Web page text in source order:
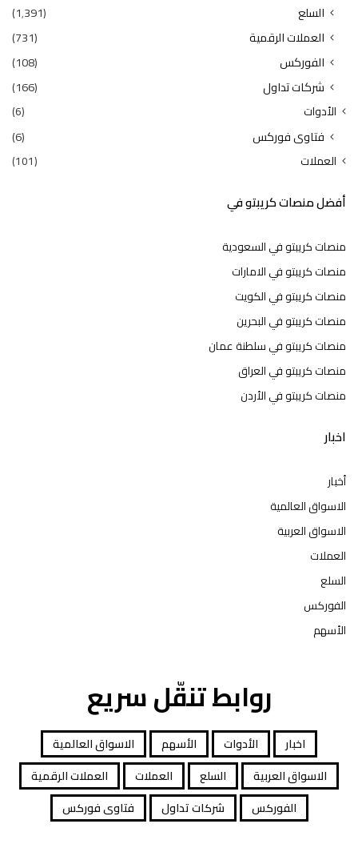
السلع
(1٬391)
العملات الرقمية
(731)
الفوركس
(108)
شركات تداول
(166)
الأدوات (6)
فتاوى فوركس (6)
العملات (101)
أفضل منصات كريبتو في
منصات كريبتو في السعودية
منصات كريبتو في الامارات
منصات كريبتو في الكويت
منصات كريبتو في البحرين
منصات كريبتو في سلطنة عمان
منصات كريبتو في العراق
منصات كريبتو في الأردن
اخبار
أخبار
الاسواق العالمية
الاسواق العربية
العملات
السلع
الفوركس
الأسهم
روابط تنقّل سريع
اخبار الأدوات الأسهم
الاسواق العالمية
الاسواق العربية
السلع العملات
العملات الرقمية
الفوركس
شركات تداول فتاوى فوركس